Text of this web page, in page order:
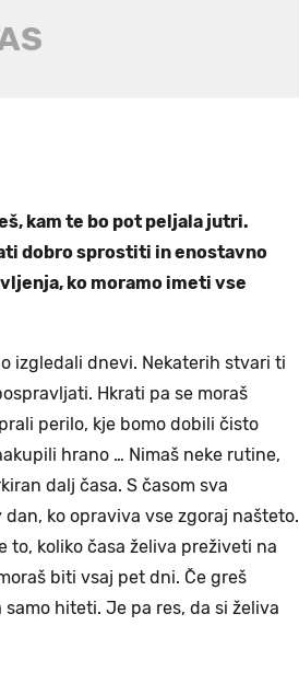
kam te bo pot peljala jutri.
dobro sprostiti in enostavno
ko moramo imeti vse
izgledali dnevi. Nekaterih stvari ti
Hkrati pa se moraš
perilo, kje bomo dobili čisto
hrano … Nimaš neke rutine,
dalj časa. S časom sva
ko opraviva vse zgoraj našteto.
to, koliko časa želiva preživeti na
biti vsaj pet dni. Če greš
hiteti. Je pa res, da si želiva